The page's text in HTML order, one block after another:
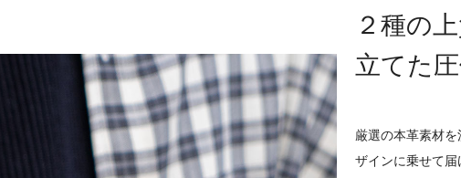
テレ
ヒマラヤクロコダイル
２種の
立てた
厳選の本革素材
ザインに乗せて